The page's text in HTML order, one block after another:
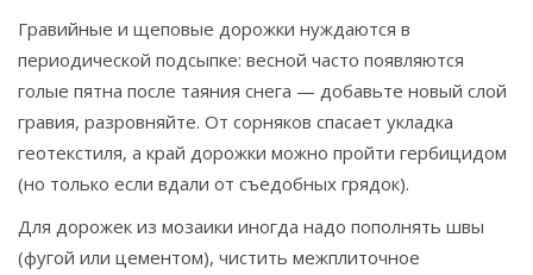
Гравийные и щеповые дорожки нуждаются в
периодической подсыпке: весной часто появляются
голые пятна после таяния снега — добавьте новый слой
гравия, разровняйте. От сорняков спасает укладка
геотекстиля, а край дорожки можно пройти гербицидом
(но только если вдали от съедобных грядок).
Для дорожек из мозаики иногда надо пополнять швы
(фугой или цементом), чистить межплиточное